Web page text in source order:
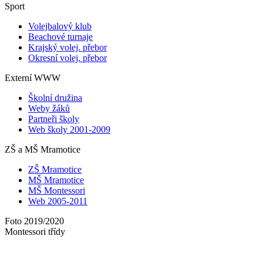
Sport
Volejbalový klub
Beachové turnaje
Krajský volej. přebor
Okresní volej. přebor
Externí WWW
Školní družina
Weby žáků
Partneři školy
Web školy 2001-2009
ZŠ a MŠ Mramotice
ZŠ Mramotice
MŠ Mramotice
MŠ Montessori
Web 2005-2011
Foto 2019/2020
Montessori třídy